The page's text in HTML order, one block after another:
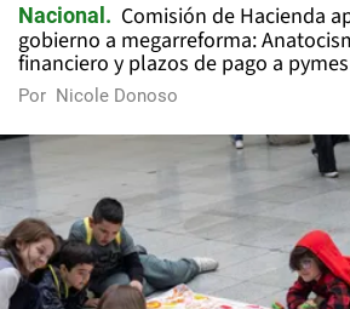
Nacional
Comisión de Hacienda
gobierno a megarreforma:
financiero y plazos de pago a pymes
Por Nicole Donoso